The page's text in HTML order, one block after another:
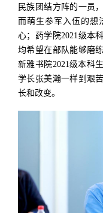
民族团结方阵的一员
而萌生参军入伍的想
心；药学院2021级本
均希望在部队能够磨
新雅书院2021级本科
学长张美瀚一样到艰
长和改变。